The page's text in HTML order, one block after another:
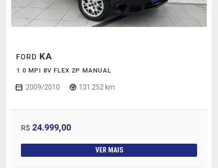
FORD KA
1.0 MPI 8V FLEX 2P MANUAL
2009/2010 131.252 km
R$ 24.999,00
VER MAIS